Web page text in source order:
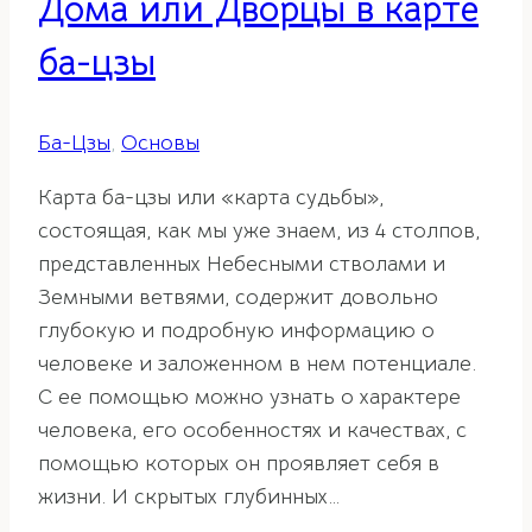
Дома или Дворцы в карте
ба-цзы
Ба-Цзы, Основы
Карта ба-цзы или «карта судьбы»,
состоящая, как мы уже знаем, из 4 столпов,
представленных Небесными стволами и
Земными ветвями, содержит довольно
глубокую и подробную информацию о
человеке и заложенном в нем потенциале.
С ее помощью можно узнать о характере
человека, его особенностях и качествах, с
помощью которых он проявляет себя в
жизни. И скрытых глубинных…